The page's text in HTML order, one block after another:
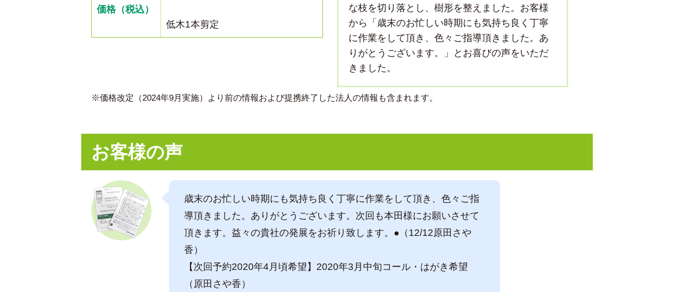
価格（税込）
低木1本剪定
な枝を切り落とし、樹形を整えました。お客様
から「歳末のお忙しい時期にも気持ち良く丁寧
に作業をして頂き、色々ご指導頂きました。あ
りがとうございます。」とお喜びの声をいただ
きました。
※価格改定（2024年9月実施）より前の情報および提携終了した法人の情報も含まれます。
お客様の声
歳末のお忙しい時期にも気持ち良く丁寧に作業をして頂き、色々ご指
導頂きました。ありがとうございます。次回も本田様にお願いさせて
頂きます。益々の貴社の発展をお祈り致します。●（12/12原田さや
香）
【次回予約2020年4月頃希望】2020年3月中旬コール・はがき希望
（原田さや香）